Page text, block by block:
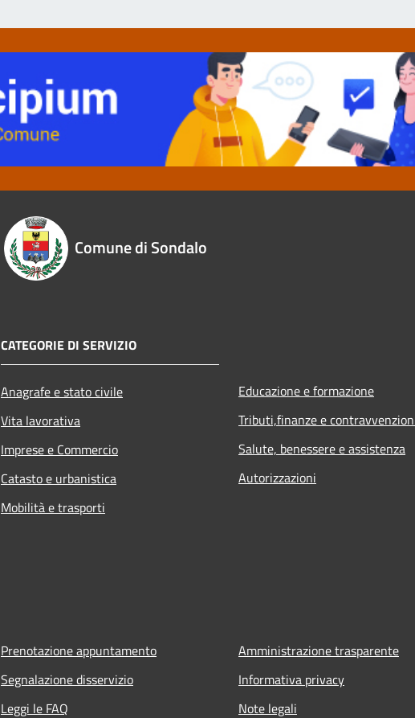
Comune di Sondalo
CATEGORIE DI SERVIZIO
Anagrafe e stato civile
Vita lavorativa
Imprese e Commercio
Catasto e urbanistica
Mobilità e trasporti
Educazione e formazione
Tributi,finanze e
Salute, benessere e assistenza
Autorizzazioni
Prenotazione appuntamento
Segnalazione disservizio
Leggi le FAQ
Amministrazione trasparente
Informativa privacy
Note legali